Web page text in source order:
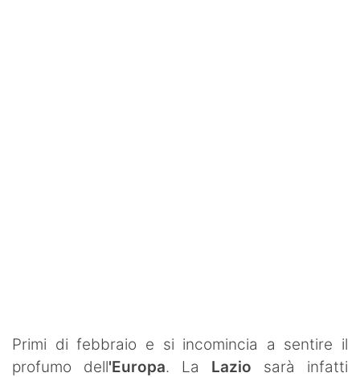
Contatti
Primi di febbraio e si incomincia a sentire il
profumo dell'Europa. La Lazio sarà infatti